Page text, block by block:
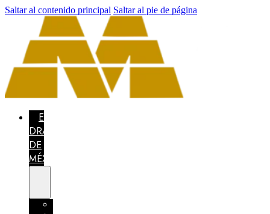
Saltar al contenido principal Saltar al pie de página
EL
DRAGÓN
DE
MÉXICO